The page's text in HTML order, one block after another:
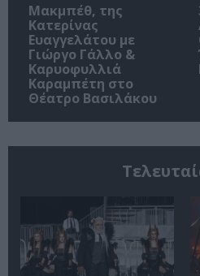
Μακμπέθ, της
Κατερίνας
Ευαγγελάτου με
Γιώργο Γάλλο &
Καρυοφυλλιά
Καραμπέτη στο
Θέατρο Βασιλάκου